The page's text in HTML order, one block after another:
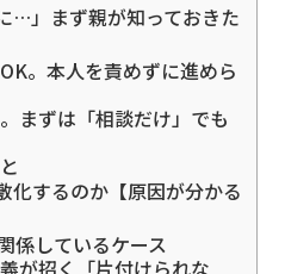
…」まず親が知っておきた
。本人を責めずに進めら
まずは「相談だけ」でも
化するのか【原因が分かる
係しているケース
が招く「片付けられな